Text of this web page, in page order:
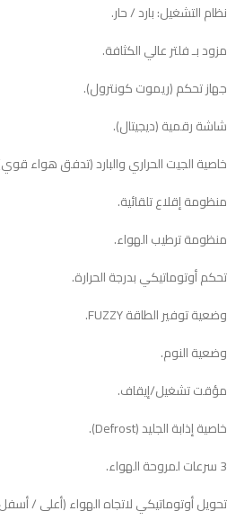
نظام التشغيل: بارد / حار.
مزود بـ فلتر عالي الكثافة.
جهاز تحكم (ريموت كونترول).
شاشة رقمية (ديجيتال).
خاصية الجيت الحراري والبارد (تدفق هواء
منظومة إقلاع تلقائية.
منظومة ترطيب الهواء.
تحكم أوتوماتيكي بدرجة الحرارة.
وضعية توفير الطاقة FUZZY.
وضعية النوم.
مؤقت تشغيل/إيقاف.
خاصية إذابة الجليد (Defrost).
3 سرعات لمروحة الهواء.
تحويل أوتوماتيكي لاتجاه الهواء (أعلى /